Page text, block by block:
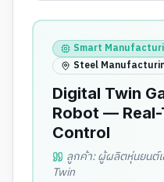
Smart
Steel
Digital Twin
Robot —
Control
ลูกค้า:ผู้ผลิตหุ่นยนต์เ
Twin